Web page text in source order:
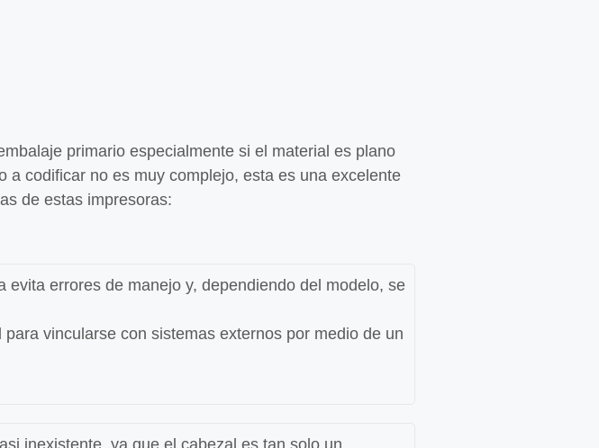
primario especialmente si el material es plano
a codificar no es muy complejo, esta es una excelente
de estas impresoras:
evita errores de manejo y, dependiendo del modelo, se
vincularse con sistemas externos por medio de un
inexistente, ya que el cabezal es tan solo un